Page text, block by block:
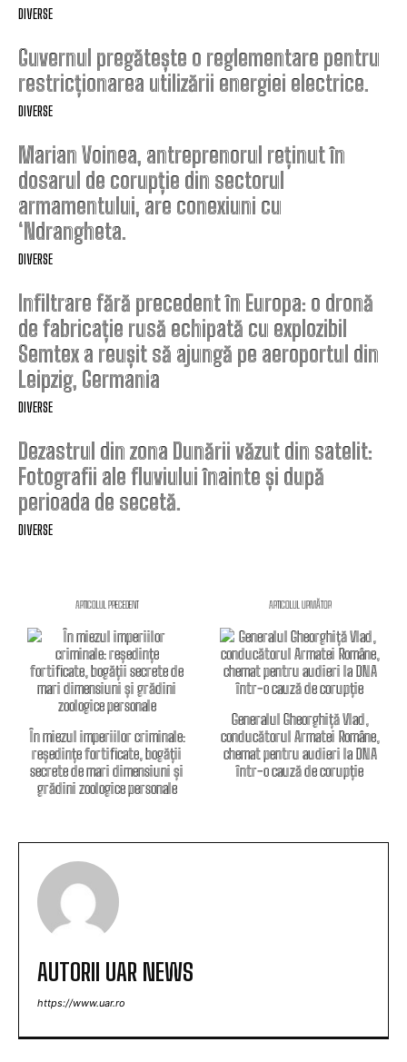
DIVERSE
Guvernul pregătește o reglementare pentru
restricționarea utilizării energiei electrice.
DIVERSE
Marian Voinea, antreprenorul reținut în
dosarul de corupție din sectorul
armamentului, are conexiuni cu
‘Ndrangheta.
DIVERSE
Infiltrare fără precedent în Europa: o dronă
de fabricație rusă echipată cu explozibil
Semtex a reușit să ajungă pe aeroportul din
Leipzig, Germania
DIVERSE
Dezastrul din zona Dunării văzut din satelit:
Fotografii ale fluviului înainte și după
perioada de secetă.
DIVERSE
ARTICOLUL PRECEDENT
În miezul imperiilor criminale:
reședințe fortificate, bogății
secrete de mari dimensiuni și
grădini zoologice personale
ARTICOLUL URMĂTOR
Generalul Gheorghiță Vlad,
conducătorul Armatei Române,
chemat pentru audieri la DNA
într-o cauză de corupție
AUTORII UAR NEWS
https://www.uar.ro